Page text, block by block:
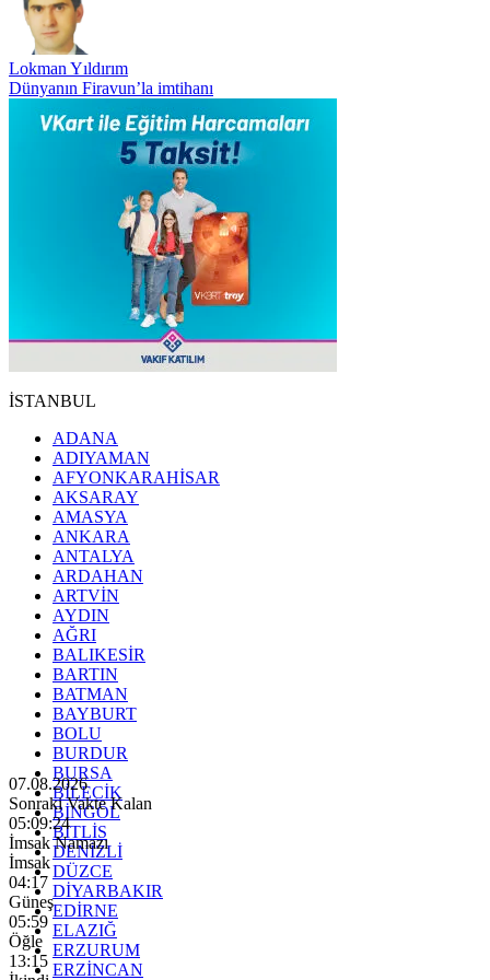
Lokman Yıldırım
Dünyanın Firavun’la imtihanı
İSTANBUL
ADANA
ADIYAMAN
AFYONKARAHİSAR
AKSARAY
AMASYA
ANKARA
ANTALYA
ARDAHAN
ARTVİN
AYDIN
AĞRI
BALIKESİR
BARTIN
BATMAN
BAYBURT
BOLU
BURDUR
BURSA
BİLECİK
BİNGÖL
BİTLİS
DENİZLİ
DÜZCE
DİYARBAKIR
EDİRNE
ELAZIĞ
ERZURUM
ERZİNCAN
07.08.2026
Sonraki Vakte Kalan
05:09:23
İmsak Namazı
İmsak
04:17
Güneş
05:59
Öğle
13:15